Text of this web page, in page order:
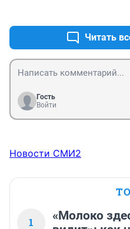
Читать
Гость
Войти
Новости СМИ2
1
«Молоко